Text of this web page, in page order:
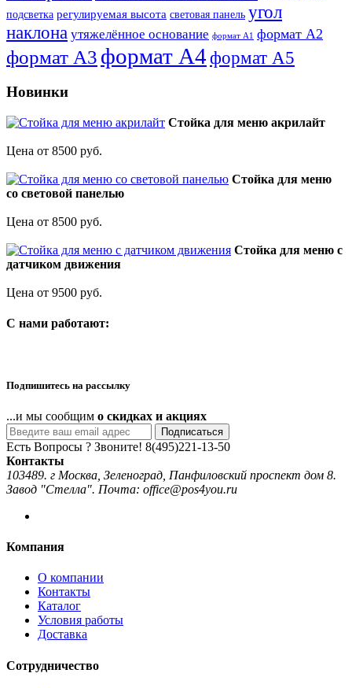
подсветка регулируемая высота световая панель угол
наклона утяжелённое основание формат А1 формат А2
формат А3 формат А4формат А5
Новинки
Стойка для меню акрилайт
Цена от 8500 руб.
Стойка для меню
со световой панелью
Цена от 8500 руб.
Стойка для меню с
датчиком движения
Цена от 9500 руб.
C нами работают:
Подпишитесь на рассылку
...и мы сообщим о скидках и акциях
Подписаться
Есть Вопросы ? Звоните! 8(495)221-13-50
Контакты
103489. г Москва, Зеленоград, Панфиловский проспект дом 8.
Завод "Стелла". Почта: office@pos4you.ru
Компания
О компании
Контакты
Каталог
Условия работы
Доставка
Сотрудничество